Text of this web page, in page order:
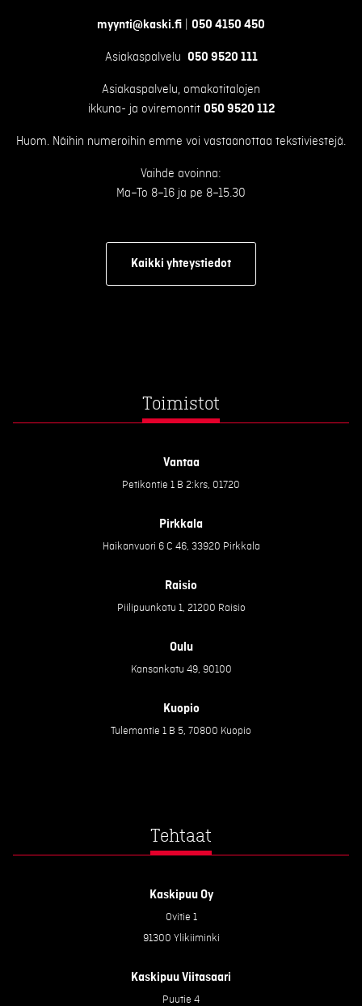
myynti@kaski.fi 050 4150 450
Asiakaspalvelu 050 9520 111
Asiakaspalvelu, omakotitalojen
ikkuna- ja oviremontit 050 9520 112
Huom. Näihin numeroihin emme voi vastaanottaa tekstiviestejä.
Vaihde avoinna:
Ma–To 8–16 ja pe 8–15.30
Kaikki yhteystiedot
Toimistot
Vantaa
Petikontie 1 B 2:krs, 01720
Pirkkala
Haikanvuori 6 C 46, 33920 Pirkkala
Raisio
Piilipuunkatu 1, 21200 Raisio
Oulu
Kansankatu 49, 90100
Kuopio
Tulemantie 1 B 5, 70800 Kuopio
Tehtaat
Kaskipuu Oy
Ovitie 1
91300 Ylikiiminki
Kaskipuu Viitasaari
Puutie 4